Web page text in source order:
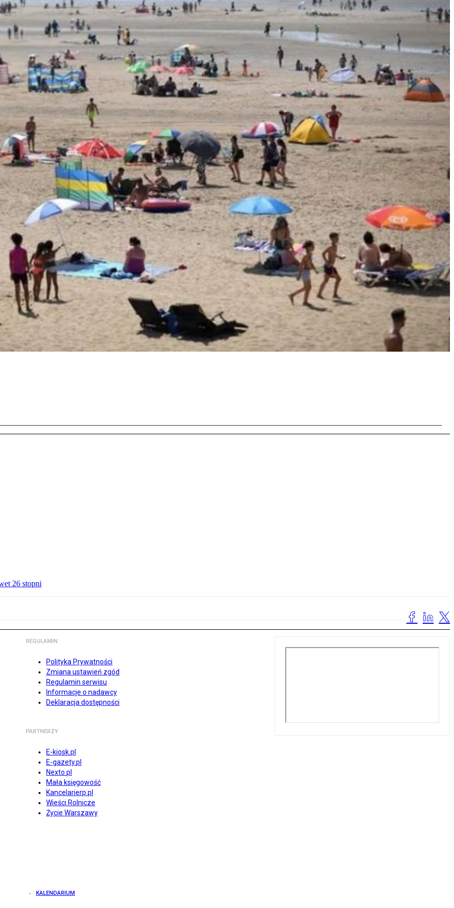
26 stopni
REGULAMIN
Polityka Prywatności
Zmiana ustawień zgód
Regulamin serwisu
Informacje o nadawcy
Deklaracja dostępności
PARTNERZY
E-kiosk.pl
E-gazety.pl
Nexto.pl
Mała księgowość
Kancelarierp.pl
Wieści Rolnicze
Życie Warszawy
KALENDARIUM